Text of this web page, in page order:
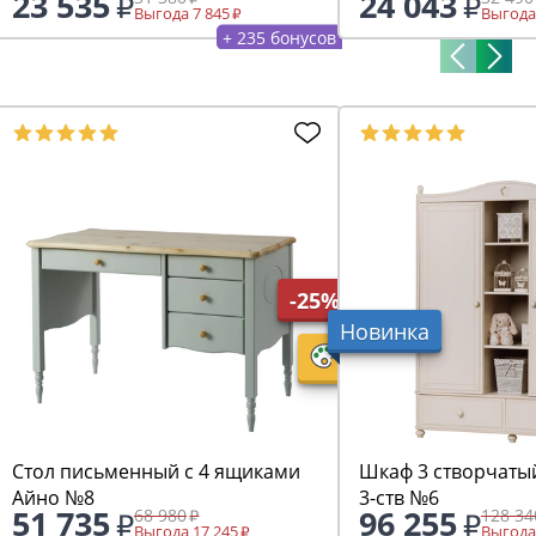
Выгода 7 845
+ 235 бонусов
-25%
Стол письменный с 4 ящиками
Айно №8
51 735 68 980
Выгода 17 245
Новинка
Шкаф 3
3-ств №6
96 255 128